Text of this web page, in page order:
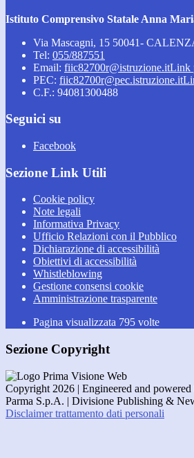
Istituto Comprensivo Statale Anna
Via Mascagni, 15 50041-
Tel: 055/887551
Email: fiic82700r@istruzione.itLink
PEC: fiic82700r@pec.istruzione.it
C.F.: 94081300488
Seguici su
Facebook
Sezione Link Utili
Cookie policy
Note legali
Informativa Privacy
Ufficio Relazioni con il Pubblico
Dichiarazione di accessibilità
Obiettivi di accessibilità
Whistleblowing
Gestione consensi cookie
Amministrazione trasparente
Pagina visualizzata 795 volte
Sezione Copyright
Copyright 2026 | Engineered and
Parma S.p.A. | Divisione Publishing &
Disclaimer trattamento dati personali